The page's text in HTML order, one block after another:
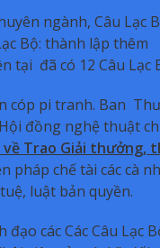
ngành, Câu Lạc
Bộ: thành lập thêm
tại đã có 12 Câu Lạc
cóp pi tranh. Ban
đồng nghệ thuật
về Trao Giải thưởng,
pháp chế tài các cà
luật bản quyền.
các Các Câu Lạc